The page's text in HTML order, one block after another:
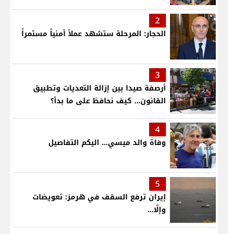
2
الحجار: المرحلة ستشهد عملاً أمنياً مستمراً
3
أرصفة صيدا بين إزالة التعديات وتطبيق
القانون... كيف نحافظ على ما بدأ؟
4
وفاة والد ميسي... اليكم التفاصيل
5
إيران ترفع السقف في هرمز: تعويضات
وإلّا...